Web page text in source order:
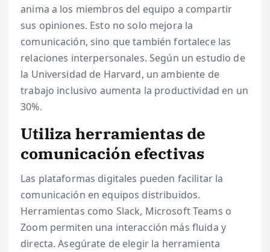
anima a los miembros del equipo a compartir
sus opiniones. Esto no solo mejora la
comunicación, sino que también fortalece las
relaciones interpersonales. Según un estudio de
la Universidad de Harvard, un ambiente de
trabajo inclusivo aumenta la productividad en un
30%.
Utiliza herramientas de
comunicación efectivas
Las plataformas digitales pueden facilitar la
comunicación en equipos distribuidos.
Herramientas como Slack, Microsoft Teams o
Zoom permiten una interacción más fluida y
directa. Asegúrate de elegir la herramienta